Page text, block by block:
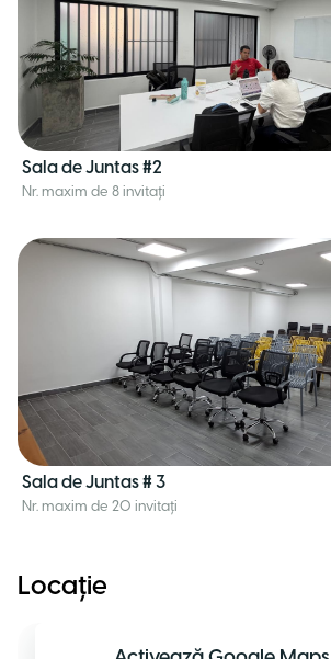
Sala de Juntas #2
Nr. maxim de 8 invitați
Sala de Juntas # 3
Nr. maxim de 20 invitați
Locație